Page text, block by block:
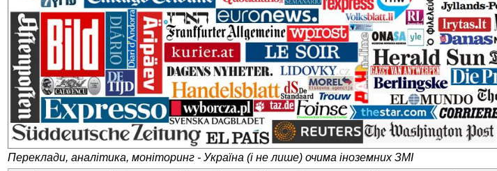
Переклади, аналітика, моніторинг - Україна (і не лише) очима іноземних ЗМІ